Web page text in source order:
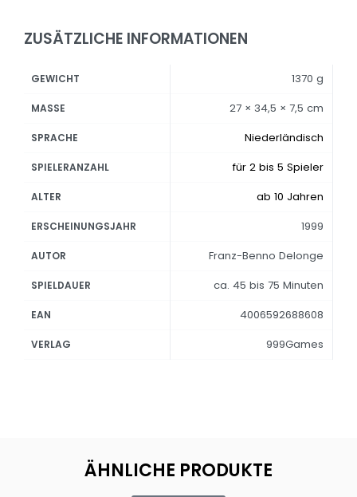
ZUSÄTZLICHE INFORMATIONEN
GEWICHT 1370 g
MASSE 27 × 34,5 × 7,5 cm
SPRACHE Niederländisch
SPIELERANZAHL für 2 bis 5 Spieler
ALTER ab 10 Jahren
ERSCHEINUNGSJAHR 1999
AUTOR Franz-Benno Delonge
SPIELDAUER ca. 45 bis 75 Minuten
EAN 4006592688608
VERLAG 999Games
ÄHNLICHE PRODUKTE